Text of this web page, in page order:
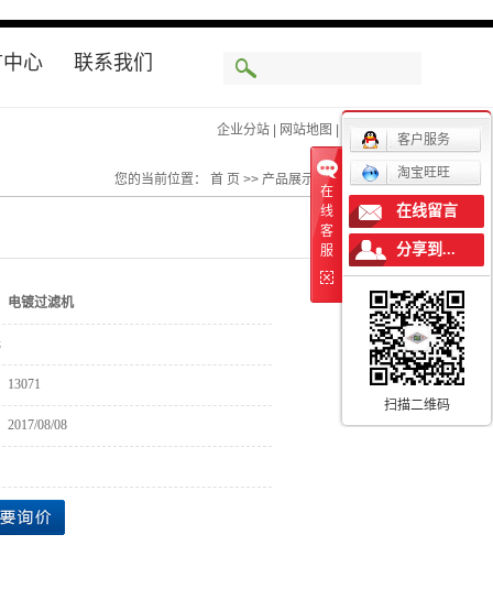
心 联系我们
企业分站 |网站地图 RSS | XML |
企业分站 网站地图 RSS| XML|
您的当前位置： 首 页 >> 产品展示 >> 电镀过滤机
电镀过滤机
13071
2017/08/08
在
线
客
服
客户服务
淘宝旺旺
在线留言
分享到...
扫描二维码